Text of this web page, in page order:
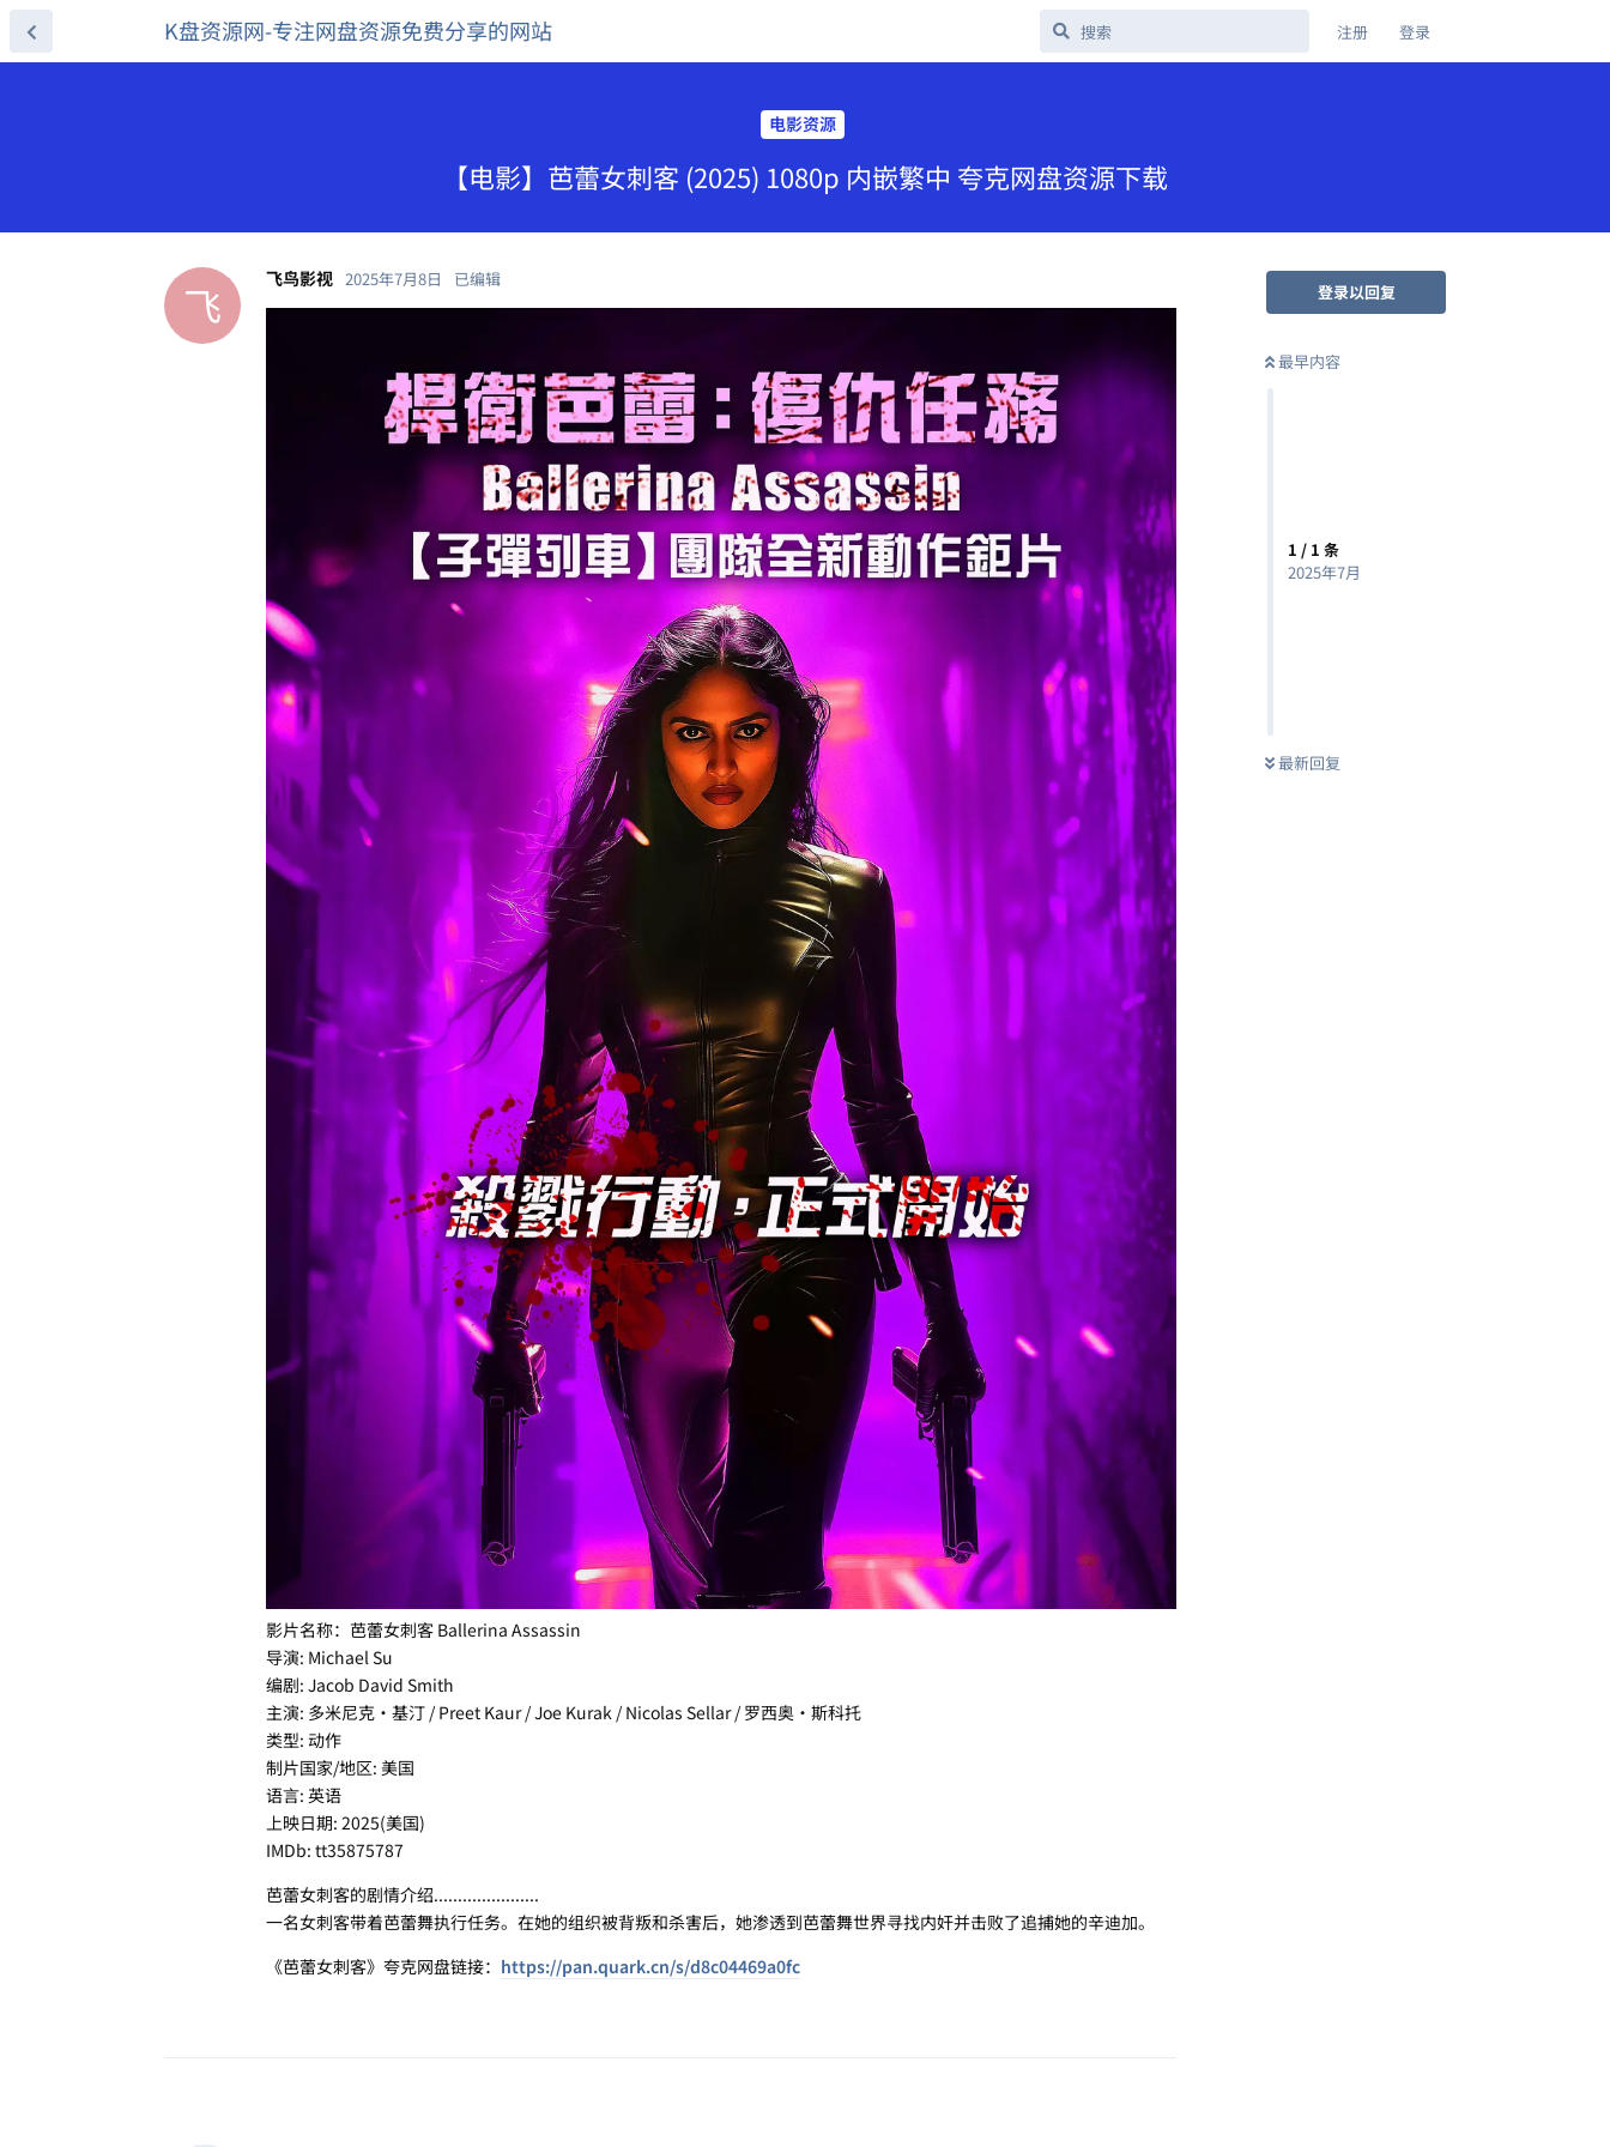
K盘资源网-专注网盘资源免费分享的网站 注册 登录
电影资源
【电影】芭蕾女刺客 (2025) 1080p 内嵌繁中 夸克网盘资源下载
登录以回复
最早内容
1 / 1 条
2025年7月
最新回复
飞 飞鸟影视 2025年7月8日 已编辑
影片名称：芭蕾女刺客 Ballerina Assassin
导演: Michael Su
编剧: Jacob David Smith
主演: 多米尼克·基汀 / Preet Kaur / Joe Kurak / Nicolas Sellar / 罗西奥·斯科托
类型: 动作
制片国家/地区: 美国
语言: 英语
上映日期: 2025(美国)
IMDb: tt35875787
芭蕾女刺客的剧情介绍......................
一名女刺客带着芭蕾舞执行任务。在她的组织被背叛和杀害后，她渗透到芭蕾舞世界寻找内奸并击败了追捕她的辛迪加。
《芭蕾女刺客》夸克网盘链接： https://pan.quark.cn/s/d8c04469a0fc